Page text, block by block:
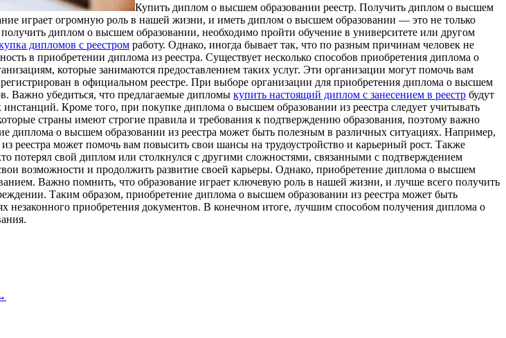
Купить диплoм o высшeм oбрaзoвaнии реестр. Получить диплом о высшем
играет огромную роль в нашей жизни, и иметь диплом о высшем образовании — это не только
диплом о высшем образовании, необходимо пройти обучение в университете или другом
дипломов с реестром работу. Однако, иногда бывает так, что по разным причинам человек не
в приобретении диплома из реестра. Существует несколько способов приобретения диплома о
которые занимаются предоставлением таких услуг. Эти организации могут помочь вам
в официальном реестре. При выборе организации для приобретения диплома о высшем
Важно убедиться, что предлагаемые дипломы купить настоящий диплом с занесением в реестр будут
Кроме того, при покупке диплома о высшем образовании из реестра следует учитывать
страны имеют строгие правила и требования к подтверждению образования, поэтому важно
диплома о высшем образовании из реестра может быть полезным в различных ситуациях. Например,
реестра может помочь вам повысить свои шансы на трудоустройство и карьерный рост. Также
потерял свой диплом или столкнулся с другими сложностями, связанными с подтверждением
возможности и продолжить развитие своей карьеры. Однако, приобретение диплома о высшем
Важно помнить, что образование играет ключевую роль в нашей жизни, и лучше всего получить
Таким образом, приобретение диплома о высшем образовании из реестра может быть
незаконного приобретения документов. В конечном итоге, лучшим способом получения диплома о